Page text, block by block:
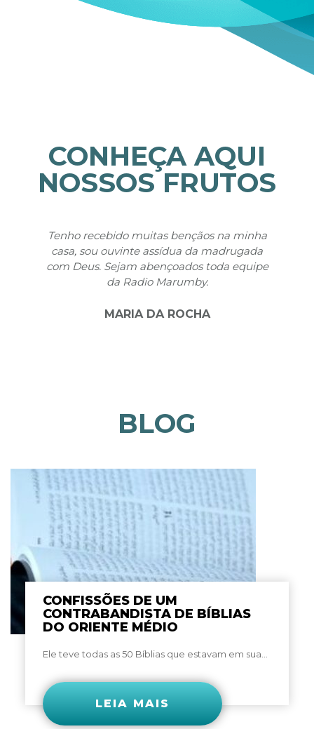
CONHEÇA AQUI
NOSSOS FRUTOS
Tenho recebido muitas bençãos na minha
casa, sou ouvinte assídua da madrugada
com Deus. Sejam abençoados toda equipe
da Radio Marumby.
MARIA DA ROCHA
BLOG
CONFISSÕES DE UM
CONTRABANDISTA DE BÍBLIAS
DO ORIENTE MÉDIO
Ele teve todas as 50 Bíblias que estavam em sua...
LEIA MAIS